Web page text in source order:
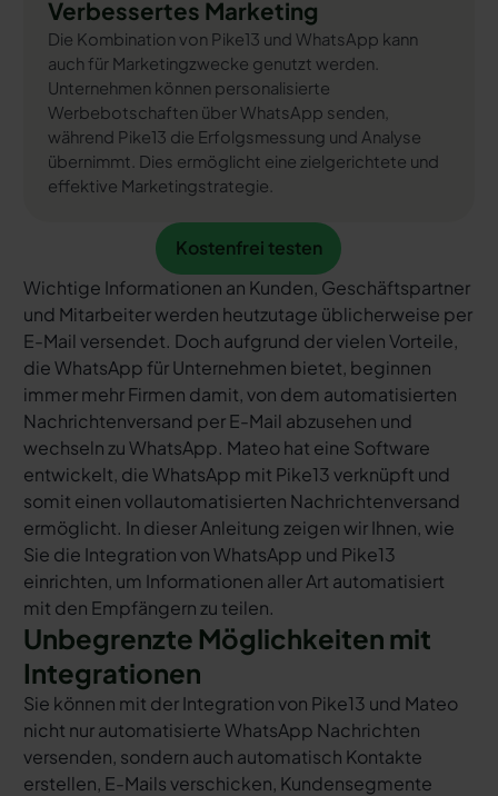
Verbessertes Marketing
Die Kombination von Pike13 und WhatsApp kann
auch für Marketingzwecke genutzt werden.
Unternehmen können personalisierte
Werbebotschaften über WhatsApp senden,
während Pike13 die Erfolgsmessung und Analyse
übernimmt. Dies ermöglicht eine zielgerichtete und
effektive Marketingstrategie.
Kostenfrei testen
Kostenfrei testen
Wichtige Informationen an Kunden, Geschäftspartner
und Mitarbeiter werden heutzutage üblicherweise per
E-Mail versendet. Doch aufgrund der vielen Vorteile,
die WhatsApp für Unternehmen bietet, beginnen
immer mehr Firmen damit, von dem automatisierten
Nachrichtenversand per E-Mail abzusehen und
wechseln zu WhatsApp. Mateo hat eine Software
entwickelt, die WhatsApp mit Pike13 verknüpft und
somit einen vollautomatisierten Nachrichtenversand
ermöglicht. In dieser Anleitung zeigen wir Ihnen, wie
Sie die Integration von WhatsApp und Pike13
einrichten, um Informationen aller Art automatisiert
mit den Empfängern zu teilen.
Unbegrenzte Möglichkeiten mit
Integrationen
Sie können mit der Integration von Pike13 und Mateo
nicht nur automatisierte WhatsApp Nachrichten
versenden, sondern auch automatisch Kontakte
erstellen, E-Mails verschicken, Kundensegmente